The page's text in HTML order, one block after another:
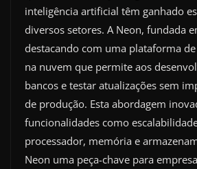
inteligência artificial têm ganhado
diversos setores. A Neon, fundada
destacando com uma plataforma
na nuvem que permite aos
bancos e testar atualizações sem
de produção. Esta abordagem
funcionalidades como
processador, memória e
Neon uma peça-chave para